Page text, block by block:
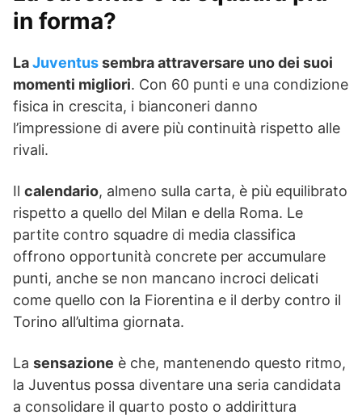
in forma?
LaJuventussembra attraversare uno dei suoi
momenti migliori. Con 60 punti e una condizione
fisica in crescita, i bianconeri danno
l’impressione di avere più continuità rispetto alle
rivali.
Il calendario, almeno sulla carta, è più equilibrato
rispetto a quello del Milan e della Roma. Le
partite contro squadre di media classifica
offrono opportunità concrete per accumulare
punti, anche se non mancano incroci delicati
come quello con la Fiorentina e il derby contro il
Torino all’ultima giornata.
La sensazione è che, mantenendo questo ritmo,
la Juventus possa diventare una seria candidata
a consolidare il quarto posto o addirittura